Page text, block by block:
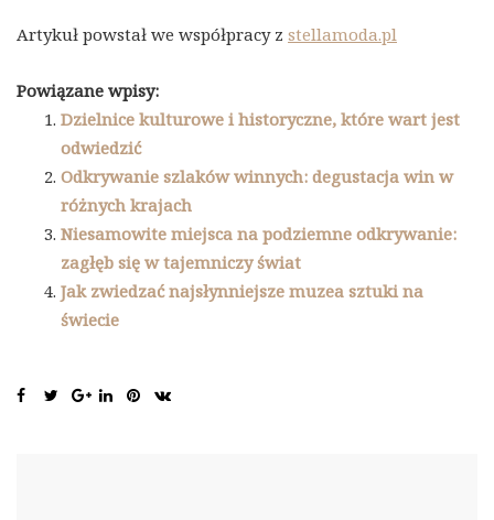
Artykuł powstał we współpracy z stellamoda.pl
Powiązane wpisy:
Dzielnice kulturowe i historyczne, które wart jest
odwiedzić
Odkrywanie szlaków winnych: degustacja win w
różnych krajach
Niesamowite miejsca na podziemne odkrywanie:
zagłęb się w tajemniczy świat
Jak zwiedzać najsłynniejsze muzea sztuki na
świecie